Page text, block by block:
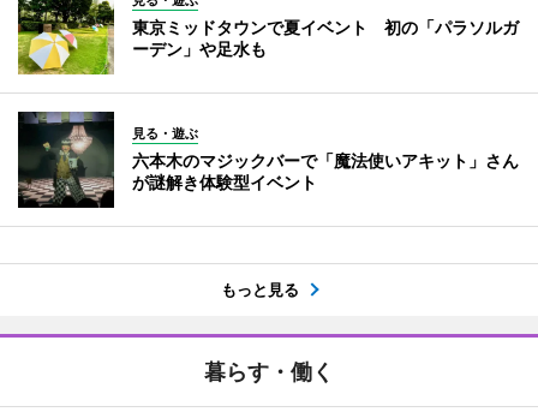
東京ミッドタウンで夏イベント 初の「パラソルガ
ーデン」や足水も
見る・遊ぶ
六本木のマジックバーで「魔法使いアキット」さん
が謎解き体験型イベント
もっと見る
暮らす・働く